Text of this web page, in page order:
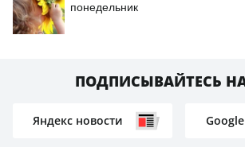
понедельник
ПОДПИСЫВАЙТЕСЬ
Яндекс новости